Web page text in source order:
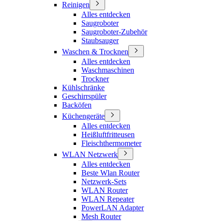
Reinigen
Alles entdecken
Saugroboter
Saugroboter-Zubehör
Staubsauger
Waschen & Trocknen
Alles entdecken
Waschmaschinen
Trockner
Kühlschränke
Geschirrspüler
Backöfen
Küchengeräte
Alles entdecken
Heißluftfritteusen
Fleischthermometer
WLAN Netzwerk
Alles entdecken
Beste Wlan Router
Netzwerk-Sets
WLAN Router
WLAN Repeater
PowerLAN Adapter
Mesh Router